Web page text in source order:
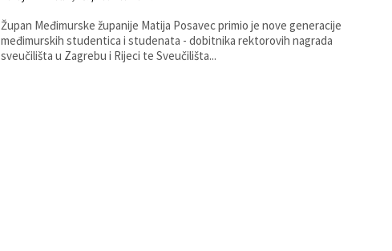
Župan Međimurske županije Matija Posavec primio je nove generacije
međimurskih studentica i studenata - dobitnika rektorovih nagrada
sveučilišta u Zagrebu i Rijeci te Sveučilišta...